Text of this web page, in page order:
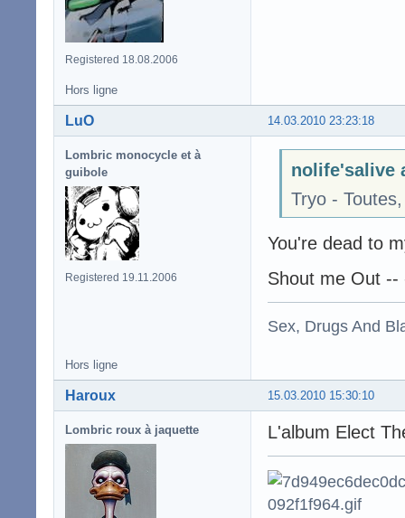
Registered 18.08.2006
Hors ligne
14.03.2010 23:23:18
LuO
Lombric monocycle et à
guibole
Registered 19.11.2006
nolife'salive
Tryo -
You're dead to
Shout me Out --
Sex, Drugs And
Hors ligne
15.03.2010 15:30:10
Haroux
Lombric roux à jaquette L'album Elect